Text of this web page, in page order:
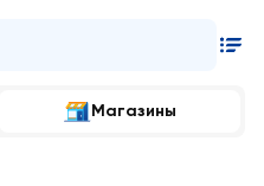
Магазины